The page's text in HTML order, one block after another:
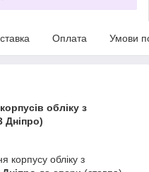
Оплата Умови
обліку з
Дніпро)
корпусу обліку з